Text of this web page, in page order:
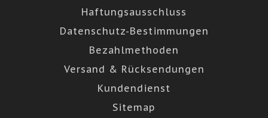
Haftungsausschluss
Datenschutz-Bestimmungen
Bezahlmethoden
Versand & Rücksendungen
Kundendienst
Sitemap